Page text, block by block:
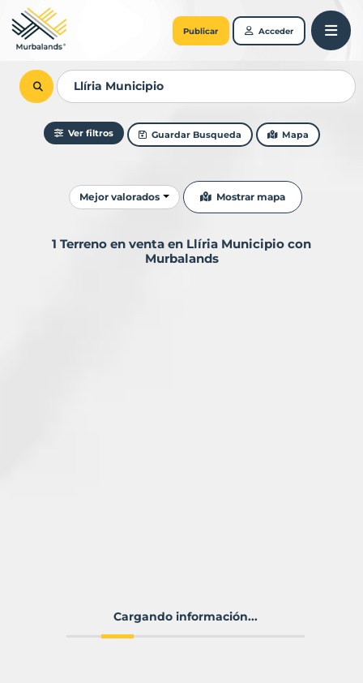
Publicar Acceder
Ver filtros Guardar Busqueda Mapa
Ordenar resultados
Mejor valorados Mostrar mapa
1 Terreno en venta en Llíria Municipio con
Murbalands
Cargando información...